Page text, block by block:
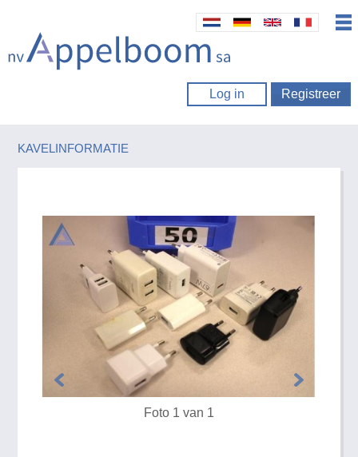
Log in Registreer
KAVELINFORMATIE
Foto 1 van 1